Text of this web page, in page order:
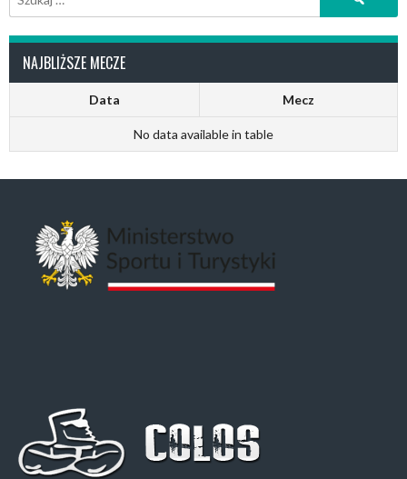
NAJBLIŻSZE MECZE
Data Mecz
No data available in table